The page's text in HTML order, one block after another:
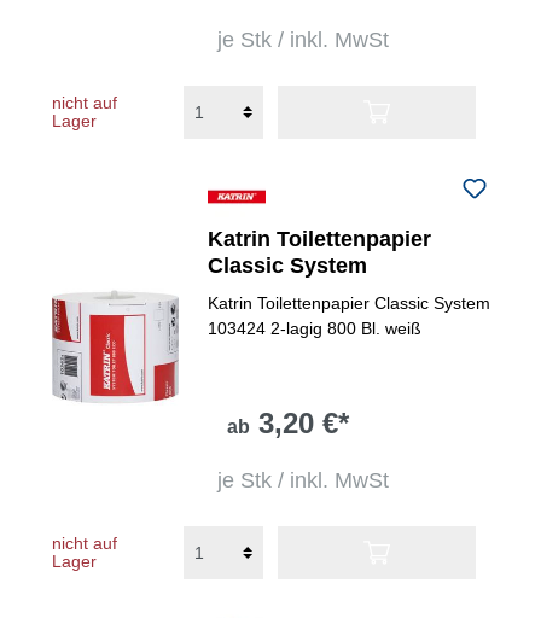
je Stk / inkl. MwSt
nicht auf
Lager
Katrin Toilettenpapier
Classic System
Katrin Toilettenpapier Classic System
103424 2-lagig 800 Bl. weiß
ab 3,20 €*
je Stk / inkl. MwSt
nicht auf
Lager